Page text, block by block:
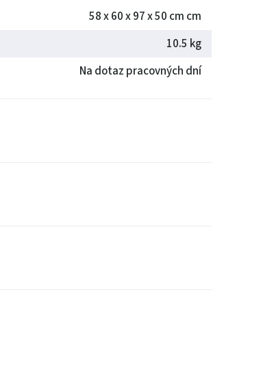
58 x 60 x 97 x 50 cm cm
10.5 kg
Na dotaz pracovných dní